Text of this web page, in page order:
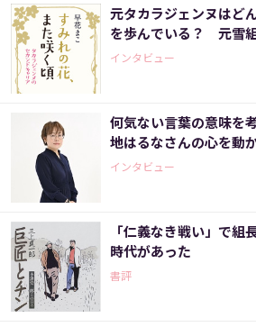
元タカラジェンヌはど
を歩んでいる？ 元雪
インタビュー
何気ない言葉の意味を
地はるなさんの心を動
インタビュー
「仁義なき戦い」で組
時代があった
書評